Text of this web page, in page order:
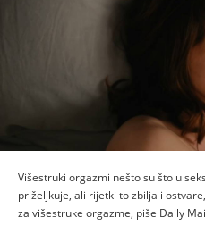
Višestruki orgazmi nešto su što u
priželjkuje, ali rijetki to zbilja i
za višestruke orgazme, piše Daily